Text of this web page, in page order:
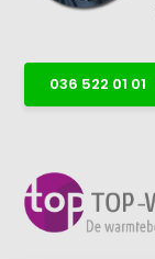
036 522 01 01